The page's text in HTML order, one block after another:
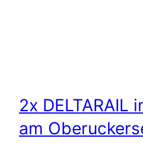
2x DELTARAIL
am